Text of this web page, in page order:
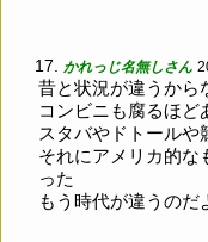
17. かれっじ名無しさん
昔と状況が違うから
コンビニも腐るほ
スタバやドトールや
それにアメリカ的な
った
もう時代が違うのだ